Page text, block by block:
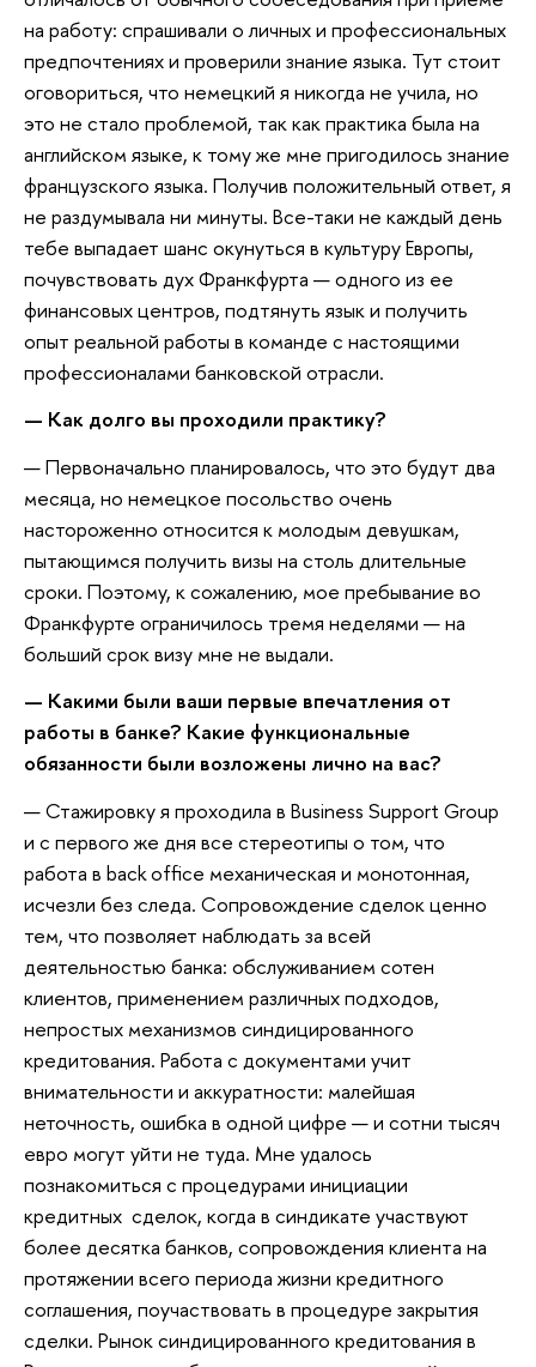
на работу: спрашивали о личных и профессиональных
предпочтениях и проверили знание языка. Тут стоит
оговориться, что немецкий я никогда не учила, но
это не стало проблемой, так как практика была на
английском языке, к тому же мне пригодилось знание
французского языка. Получив положительный ответ, я
не раздумывала ни минуты. Все-таки не каждый день
тебе выпадает шанс окунуться в культуру Европы,
почувствовать дух Франкфурта — одного из ее
финансовых центров, подтянуть язык и получить
опыт реальной работы в команде с настоящими
профессионалами банковской отрасли.
— Как долго вы проходили практику?
— Первоначально планировалось, что это будут два
месяца, но немецкое посольство очень
настороженно относится к молодым девушкам,
пытающимся получить визы на столь длительные
сроки. Поэтому, к сожалению, мое пребывание во
Франкфурте ограничилось тремя неделями — на
больший срок визу мне не выдали.
— Какими были ваши первые впечатления от
работы в банке? Какие функциональные
обязанности были возложены лично на вас?
— Стажировку я проходила в Business Support Group
и с первого же дня все стереотипы о том, что
работа в back office механическая и монотонная,
исчезли без следа. Сопровождение сделок ценно
тем, что позволяет наблюдать за всей
деятельностью банка: обслуживанием сотен
клиентов, применением различных подходов,
непростых механизмов синдицированного
кредитования. Работа с документами учит
внимательности и аккуратности: малейшая
неточность, ошибка в одной цифре — и сотни тысяч
евро могут уйти не туда. Мне удалось
познакомиться с процедурами инициации
кредитных сделок, когда в синдикате участвуют
более десятка банков, сопровождения клиента на
протяжении всего периода жизни кредитного
соглашения, поучаствовать в процедуре закрытия
сделки. Рынок синдицированного кредитования в